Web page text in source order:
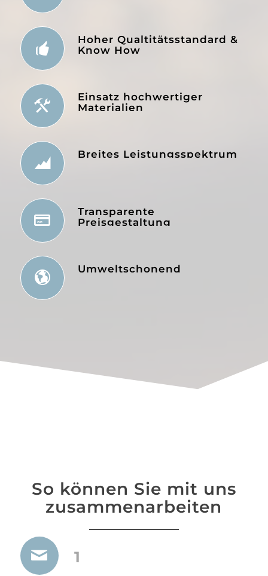
Hoher Qualtitätsstandard &
Know How
Einsatz hochwertiger
Materialien
Breites Leistungsspektrum
Transparente
Preisgestaltung
Umweltschonend
So können Sie mit uns
zusammenarbeiten
1